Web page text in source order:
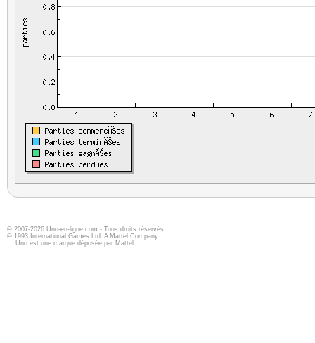
© 2007-2026 Uno-en-ligne.com - Tous droits réservés
© 1993 International Games Ltd. A Mattel Company
Uno est une marque déposée par Mattel.